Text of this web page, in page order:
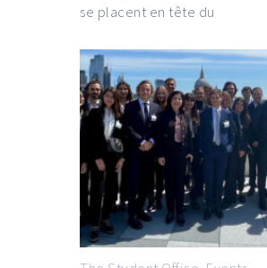
se placent en tête du